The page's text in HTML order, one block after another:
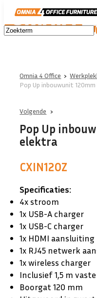
Omnia 4 Office ›
Pop Up inbouwunit
Volgende
Pop Up
elektra
CXIN120Z
Specificaties:
4x stroom
1x USB-A charger
1x USB-C charger
1x HDMI aansluiting
1x RJ45 netwerk
1x wireless charger
​Inclusief 1,5 m
Boorgat 120 mm